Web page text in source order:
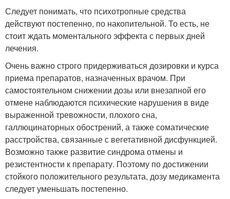
Следует понимать, что психотропные средства
действуют постепенно, по накопительной. То есть, не
стоит ждать моментального эффекта с первых дней
лечения.
Очень важно строго придерживаться дозировки и курса
приема препаратов, назначенных врачом. При
самостоятельном снижении дозы или внезапной его
отмене наблюдаются психические нарушения в виде
выраженной тревожности, плохого сна,
галлюцинаторных обострений, а также соматические
расстройства, связанные с вегетативной дисфункцией.
Возможно также развитие синдрома отмены и
резистентности к препарату. Поэтому по достижении
стойкого положительного результата, дозу медикамента
следует уменьшать постепенно.